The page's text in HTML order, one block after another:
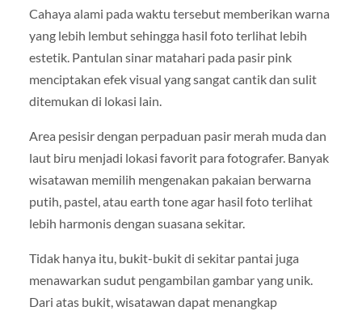
Cahaya alami pada waktu tersebut memberikan warna
yang lebih lembut sehingga hasil foto terlihat lebih
estetik. Pantulan sinar matahari pada pasir pink
menciptakan efek visual yang sangat cantik dan sulit
ditemukan di lokasi lain.
Area pesisir dengan perpaduan pasir merah muda dan
laut biru menjadi lokasi favorit para fotografer. Banyak
wisatawan memilih mengenakan pakaian berwarna
putih, pastel, atau earth tone agar hasil foto terlihat
lebih harmonis dengan suasana sekitar.
Tidak hanya itu, bukit-bukit di sekitar pantai juga
menawarkan sudut pengambilan gambar yang unik.
Dari atas bukit, wisatawan dapat menangkap